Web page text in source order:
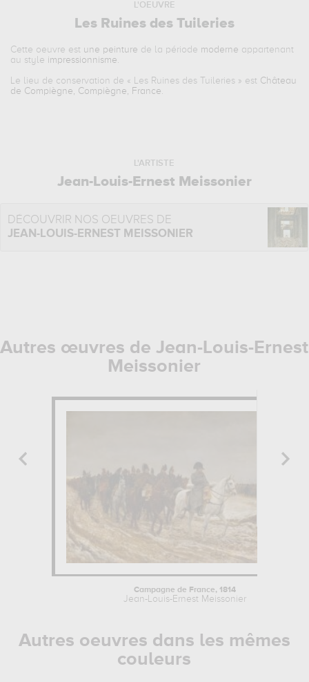
L'OEUVRE
Les Ruines des Tuileries
Cette oeuvre est une peinture de la période moderne appartenant
au style impressionnisme.
Le lieu de conservation de « Les Ruines des Tuileries » est Château
de Compiègne, Compiègne, France.
L'ARTISTE
Jean-Louis-Ernest Meissonier
DÉCOUVRIR NOS OEUVRES DE
JEAN-LOUIS-ERNEST MEISSONIER
Autres œuvres de Jean-Louis-Ernest
Meissonier
Campagne de France, 1814
Jean-Louis-Ernest Meissonier
Autres oeuvres dans les mêmes
couleurs